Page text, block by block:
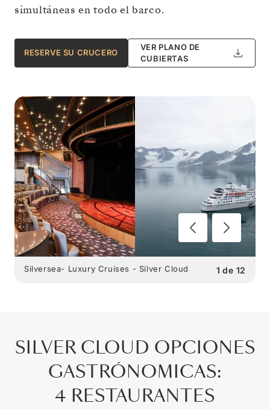
simultáneas en todo el barco.
RESERVE SU CRUCERO
VER PLANO DE
CUBIERTAS
1 de 12
Silversea- Luxury Cruises - Silver Cloud
SILVER CLOUD OPCIONES
GASTRÓNOMICAS:
4 RESTAURANTES